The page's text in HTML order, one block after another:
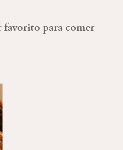
favorito para comer